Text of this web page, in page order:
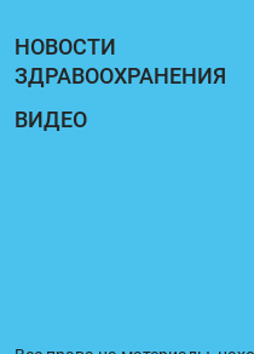
НОВОСТИ
ЗДРАВООХРАНЕНИЯ
ВИДЕО